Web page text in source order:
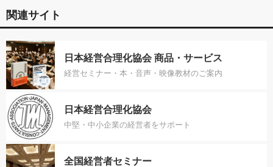
関連サイト
日本経営合理化協会 商品・サービス
経営セミナー・本・音声・映像教材のご案内
日本経営合理化協会
中堅・中小企業の経営者をサポート
全国経営者セミナー